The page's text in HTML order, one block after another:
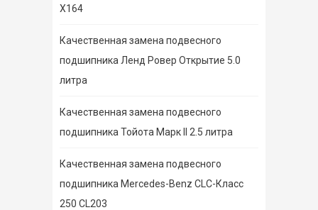
X164
Качественная замена подвесного
подшипника Ленд Ровер Открытие 5.0
литра
Качественная замена подвесного
подшипника Тойота Марк II 2.5 литра
Качественная замена подвесного
подшипника Mercedes-Benz CLC-Класс
250 CL203